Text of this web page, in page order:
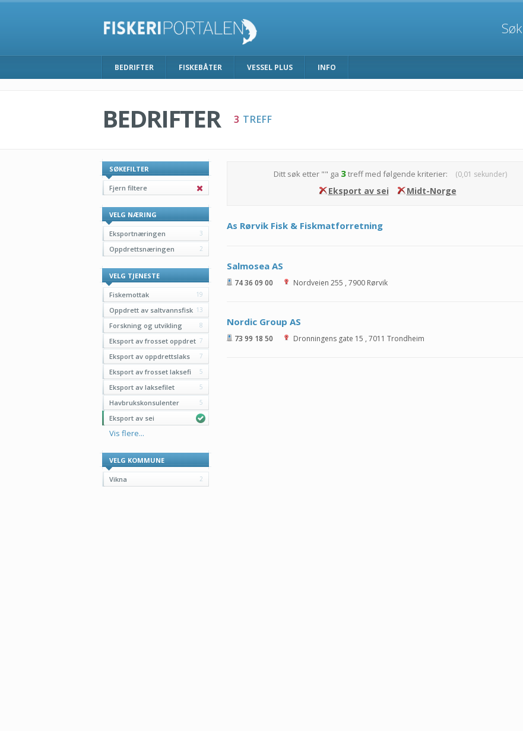
Søk
BEDRIFTER FISKEBÅTER VESSEL PLUS INFO
BEDRIFTER 3 TREFF
SØKEFILTER
Fjern filtere
VELG NÆRING
Eksportnæringen 3
Oppdrettsnæringen 2
VELG TJENESTE
Fiskemottak 19
Oppdrett av saltvannsfisk 13
Forskning og utvikling 8
Eksport av frosset oppdret 7
Eksport av oppdrettslaks 7
Eksport av frosset laksefi 5
Eksport av laksefilet 5
Havbrukskonsulenter 5
Eksport av sei
Vis flere...
VELG KOMMUNE
Vikna 2
Ditt søk etter "" ga 3treff med følgende kriterier: (0,01 sekunder)
Eksport av sei Midt-Norge
As Rørvik Fisk & Fiskmatforretning
Salmosea AS
74 36 09 00 Nordveien 255 , 7900 Rørvik
Nordic Group AS
73 99 18 50 Dronningens gate 15 , 7011 Trondheim